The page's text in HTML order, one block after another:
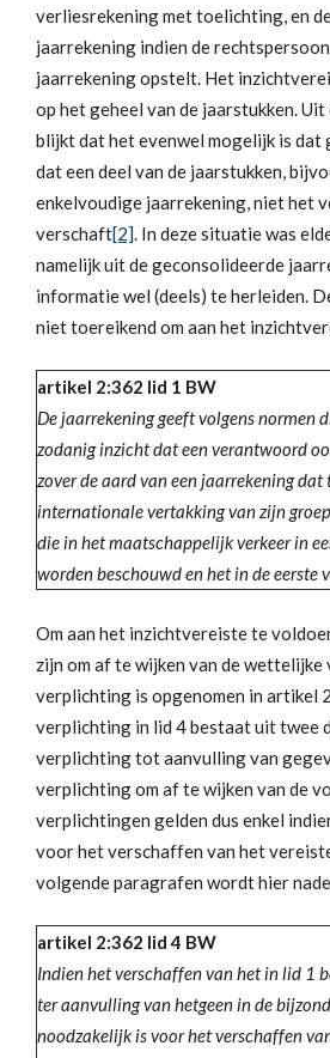
verliesrekening met toelichting, en
jaarrekening indien de
jaarrekening opstelt. Het
op het geheel van de jaarstukken.
blijkt dat het evenwel mogelijk is dat
dat een deel van de jaarstukken,
enkelvoudige jaarrekening, niet het
verschaft[2]. In deze situatie was
namelijk uit de geconsolideerde
informatie wel (deels) te herleiden.
niet toereikend om aan het
artikel 2:362 lid 1 BW
De jaarrekening geeft volgens normen
zodanig inzicht dat een verantwoord
zover de aard van een jaarrekening
internationale vertakking van zijn
die in het maatschappelijk verkeer in
worden beschouwd en het in de eerste
Om aan het inzichtvereiste te
zijn om af te wijken van de
verplichting is opgenomen in artikel
verplichting in lid 4 bestaat uit twee
verplichting tot aanvulling van
verplichting om af te wijken van de
verplichtingen gelden dus enkel
voor het verschaffen van het
volgende paragrafen wordt hier
artikel 2:362 lid 4 BW
Indien het verschaffen van het in lid 1
ter aanvulling van hetgeen in de
noodzakelijk is voor het verschaffen